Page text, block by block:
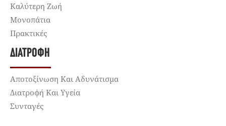
Καλύτερη Ζωή
Μονοπάτια
Πρακτικές
ΔΙΑΤΡΟΦΉ
Αποτοξίνωση Και Αδυνάτισμα
Διατροφή Και Υγεία
Συνταγές